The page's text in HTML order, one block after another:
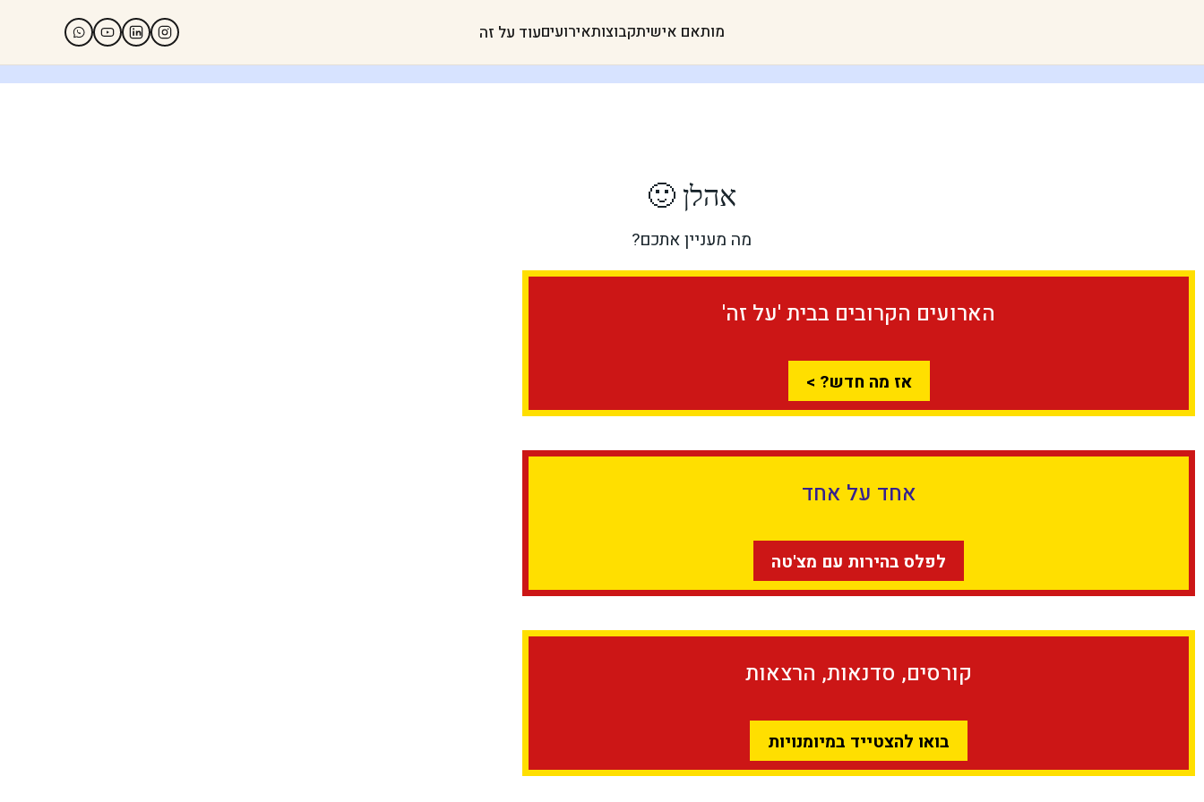
מותאם אישיתקבוצותאירועיםעוד על זה
אהלן 🙂
מה מעניין אתכם?
הארועים הקרובים בבית 'על זה'
אז מה חדש? >
אחד על אחד
לפלס בהירות עם מצ'טה
קורסים, סדנאות, הרצאות
בואו להצטייד במיומנויות